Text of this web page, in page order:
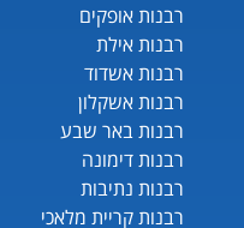
רבנות אופקים
רבנות אילת
רבנות אשדוד
רבנות אשקלון
רבנות באר שבע
רבנות דימונה
רבנות נתיבות
רבנות קריית מלאכי